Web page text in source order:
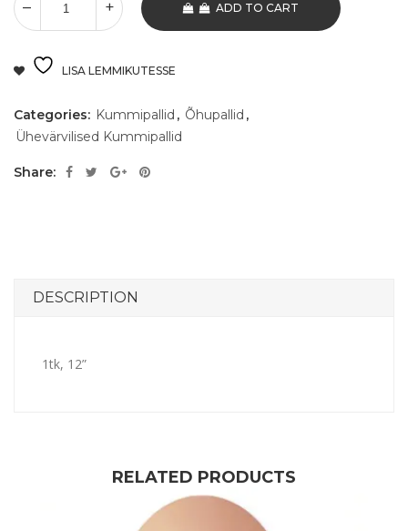
ADD TO CART
LISA LEMMIKUTESSE
Categories: Kummipallid , Õhupallid ,
Ühevärvilised Kummipallid
Share:
DESCRIPTION
1tk, 12”
RELATED PRODUCTS